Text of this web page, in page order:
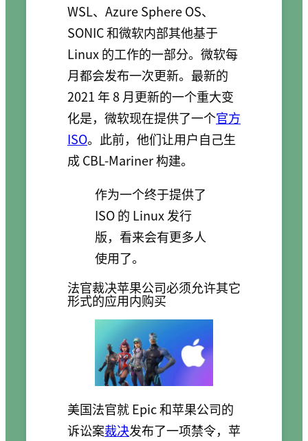
WSL、Azure Sphere OS、
SONIC 和微软内部其他基于
Linux 的工作的一部分。微软每
月都会发布一次更新。最新的
2021 年 8 月更新的一个重大变
化是，微软现在提供了一个官方
ISO。此前，他们让用户自己生
成 CBL-Mariner 构建。
作为一个终于提供了
ISO 的 Linux 发行
版，看来会有更多人
使用了。
法官裁决苹果公司必须允许其它
形式的应用内购买
美国法官就 Epic 和苹果公司的
诉讼案裁决发布了一项禁令，苹